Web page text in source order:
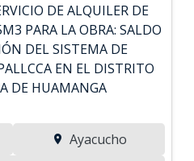
DE ALQUILER DE
PARA LA OBRA: SALDO
DEL SISTEMA DE
EN EL DISTRITO
DE HUAMANGA
Ayacucho